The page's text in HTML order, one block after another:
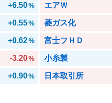
+6.50% エアＷ
+0.55% 菱ガス化
+0.62% 富士フＨＤ
-3.20% 小糸製
+0.90% 日本取引所